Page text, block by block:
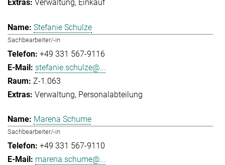
Verwaltung Einkauf
Stefanie Schulze
Sachbearbeiter/-in
+49 331 567-9116
stefanie.schulze@...
Z-1.063
Verwaltung Personalabteilung
Marena Schume
Sachbearbeiter/-in
+49 331 567-9110
marena.schume@...